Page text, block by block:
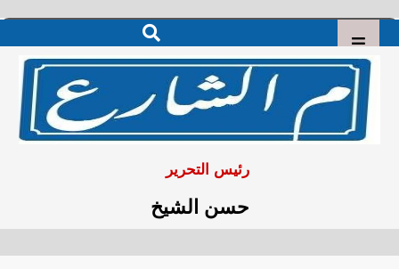
رئيس التحرير
حسن الشيخ